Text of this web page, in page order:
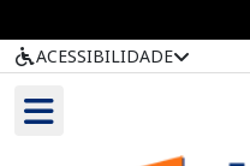
ACESSIBILIDADE